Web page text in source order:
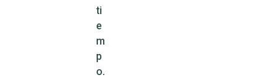
ti
e
m
p
o.